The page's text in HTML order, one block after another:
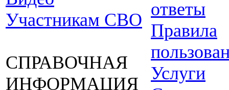
Участникам СВО
СПРАВОЧНАЯ
ИНФОРМАЦИЯ
ответы
Правила
Услуги